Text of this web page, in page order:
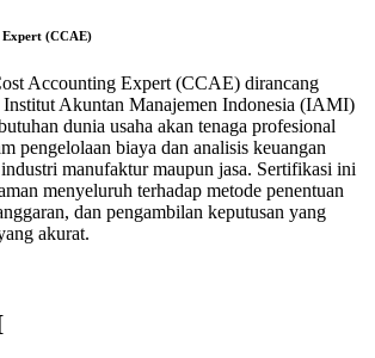
(CCAE)
Accounting Expert (CCAE) dirancang
Institut Akuntan Manajemen Indonesia (IAMI)
dunia usaha akan tenaga profesional
pengelolaan biaya dan analisis keuangan
manufaktur maupun jasa. Sertifikasi ini
menyeluruh terhadap metode penentuan
dan pengambilan keputusan yang
akurat.